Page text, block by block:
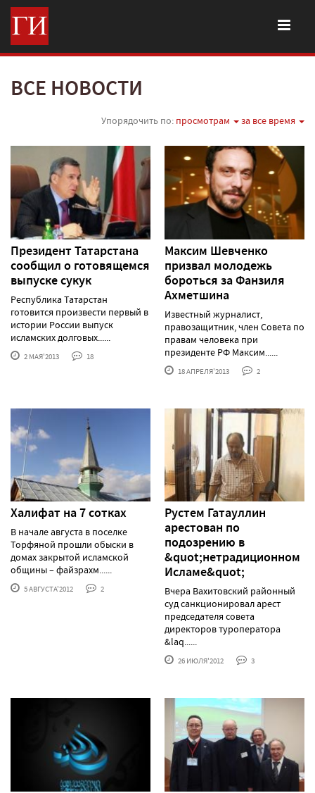
ВСЕ НОВОСТИ
Упорядочить по: просмотрам за все время
Президент Татарстана
сообщил о готовящемся
выпуске сукук
Республика Татарстан
готовится произвести первый в
истории России выпуск
исламских долговых......
2 МАЯ'2013 18
Максим Шевченко
призвал молодежь
бороться за Фанзиля
Ахметшина
Известный журналист,
правозащитник, член Совета по
правам человека при
президенте РФ Максим......
18 АПРЕЛЯ'2013 2
Халифат на 7 сотках
В начале августа в поселке
Торфяной прошли обыски в
домах закрытой исламской
общины – файзрахм......
5 АВГУСТА'2012 2
Рустем Гатауллин
арестован по
подозрению в
&quot;нетрадиционном
Исламе&quot;
Вчера Вахитовский районный
суд санкционировал арест
председателя совета
директоров туроператора
&laq......
26 ИЮЛЯ'2012 3